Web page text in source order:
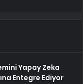
Yapay Zeka
Entegre Ediyor